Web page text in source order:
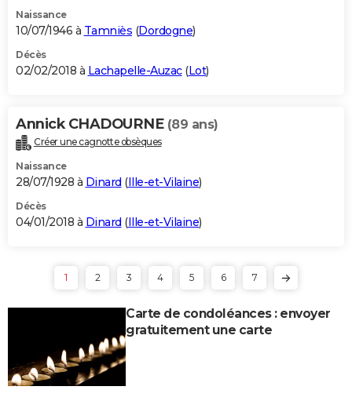
Naissance
10/07/1946 à Tamniès (Dordogne)
Décès
02/02/2018 à Lachapelle-Auzac(Lot)
Annick CHADOURNE (89 ans)
Créer une cagnotte obsèques
Naissance
28/07/1928 à Dinard (Ille-et-Vilaine)
Décès
04/01/2018 à Dinard (Ille-et-Vilaine)
1 2 3 4 5 6 7
Carte de condoléances : envoyer
gratuitement une carte